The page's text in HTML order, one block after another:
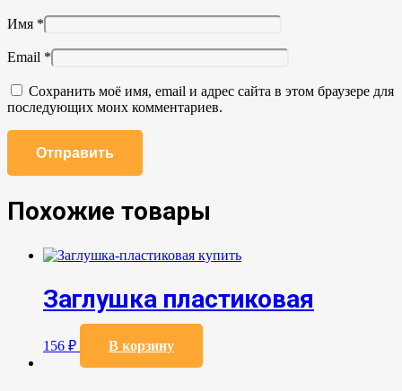
Имя *
Email *
Сохранить моё имя, email и адрес сайта в этом браузере для
последующих моих комментариев.
Похожие товары
Заглушка пластиковая
156 ₽ В корзину